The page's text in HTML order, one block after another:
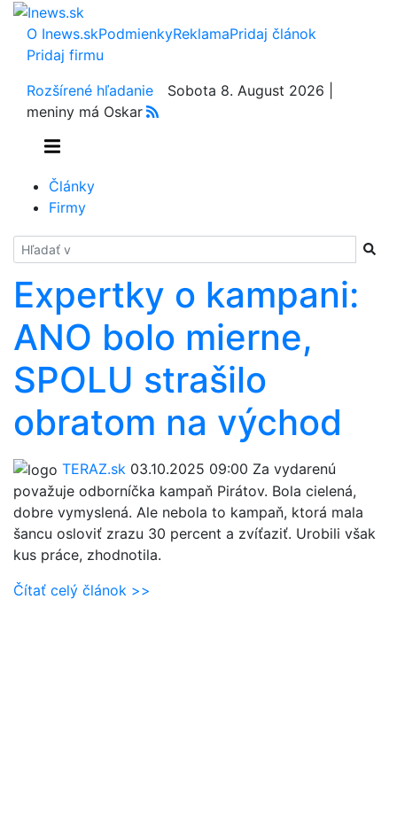
O Inews.skPodmienkyReklamaPridaj článok
Pridaj firmu
Rozšírené hľadanie
Sobota 8. August 2026 |
meniny má Oskar
Články
Firmy
Hladať
Expertky o kampani:
ANO bolo mierne,
SPOLU strašilo
obratom na východ
TERAZ.sk 03.10.2025 09:00 Za vydarenú
považuje odborníčka kampaň Pirátov. Bola cielená,
dobre vymyslená. Ale nebola to kampaň, ktorá mala
šancu osloviť zrazu 30 percent a zvíťaziť. Urobili však
kus práce, zhodnotila.
Čítať celý článok >>